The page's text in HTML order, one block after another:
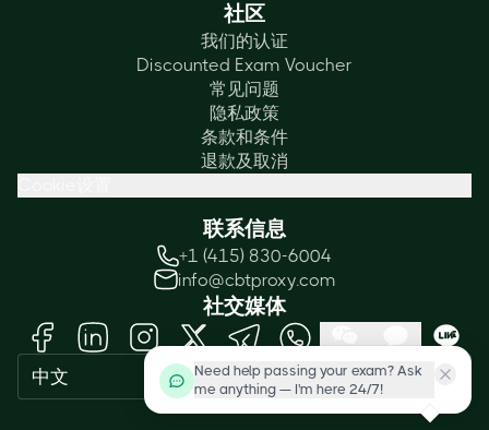
社区
我们的认证
Discounted Exam Voucher
常见问题
隐私政策
条款和条件
退款及取消
联系信息
+1 (415) 830-6004
info@cbtproxy.com
社交媒体
中文
Need help passing your exam? Ask
me anything — I'm here 24/7!